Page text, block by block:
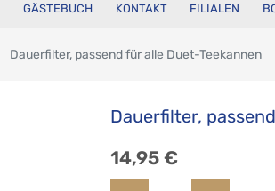
GÄSTEBUCH KONTAKT FILIALEN
Dauerfilter, passend für alle Duet-Teekannen
Dauerfilter,
14,95 €